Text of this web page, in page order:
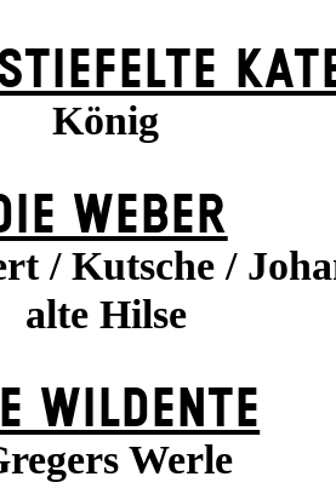
König
WEBER
/ Kutsche /
alte Hilse
WILDENTE
Werle